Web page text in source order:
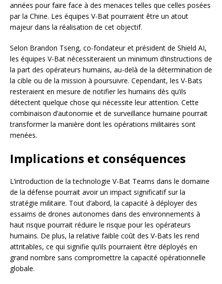
années pour faire face à des menaces telles que celles posées
par la Chine. Les équipes V-Bat pourraient être un atout
majeur dans la réalisation de cet objectif.
Selon Brandon Tseng, co-fondateur et président de Shield AI,
les équipes V-Bat nécessiteraient un minimum d’instructions de
la part des opérateurs humains, au-delà de la détermination de
la cible ou de la mission à poursuivre. Cependant, les V-Bats
resteraient en mesure de notifier les humains dès qu’ils
détectent quelque chose qui nécessite leur attention. Cette
combinaison d’autonomie et de surveillance humaine pourrait
transformer la manière dont les opérations militaires sont
menées.
Implications et conséquences
L’introduction de la technologie V-Bat Teams dans le domaine
de la défense pourrait avoir un impact significatif sur la
stratégie militaire. Tout d’abord, la capacité à déployer des
essaims de drones autonomes dans des environnements à
haut risque pourrait réduire le risque pour les opérateurs
humains. De plus, la relative faible coût des V-Bats les rend
attritables, ce qui signifie qu’ils pourraient être déployés en
grand nombre sans compromettre la capacité opérationnelle
globale.